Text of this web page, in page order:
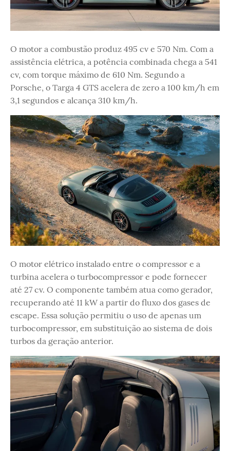
O motor a combustão produz 495 cv e 570 Nm. Com a
assistência elétrica, a potência combinada chega a 541
cv, com torque máximo de 610 Nm. Segundo a
Porsche, o Targa 4 GTS acelera de zero a 100 km/h em
3,1 segundos e alcança 310 km/h.
O motor elétrico instalado entre o compressor e a
turbina acelera o turbocompressor e pode fornecer
até 27 cv. O componente também atua como gerador,
recuperando até 11 kW a partir do fluxo dos gases de
escape. Essa solução permitiu o uso de apenas um
turbocompressor, em substituição ao sistema de dois
turbos da geração anterior.